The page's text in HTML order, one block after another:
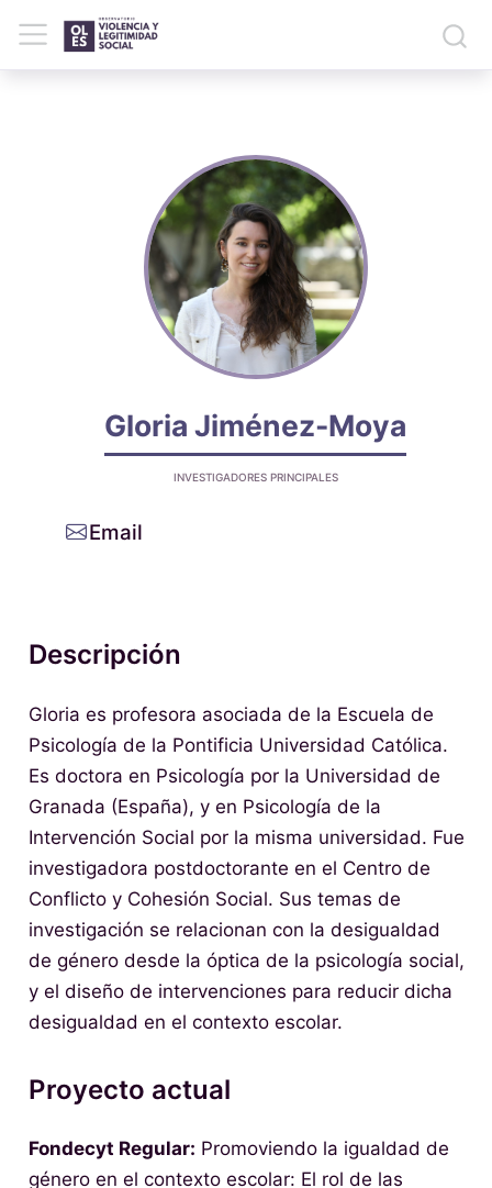
Gloria Jiménez-Moya
INVESTIGADORES PRINCIPALES
Email
Descripción
Gloria es profesora asociada de la Escuela de
Psicología de la Pontificia Universidad Católica.
Es doctora en Psicología por la Universidad de
Granada (España), y en Psicología de la
Intervención Social por la misma universidad. Fue
investigadora postdoctorante en el Centro de
Conflicto y Cohesión Social. Sus temas de
investigación se relacionan con la desigualdad
de género desde la óptica de la psicología social,
y el diseño de intervenciones para reducir dicha
desigualdad en el contexto escolar.
Proyecto actual
Fondecyt Regular: Promoviendo la igualdad de
género en el contexto escolar: El rol de las